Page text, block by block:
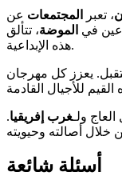
، تعبر المجتمعات عن
في الموضة، تتألق
هذه الإبداعية.
يعزز كل مهرجان
ولـغرب إفريقيا.
أسئلة شائعة